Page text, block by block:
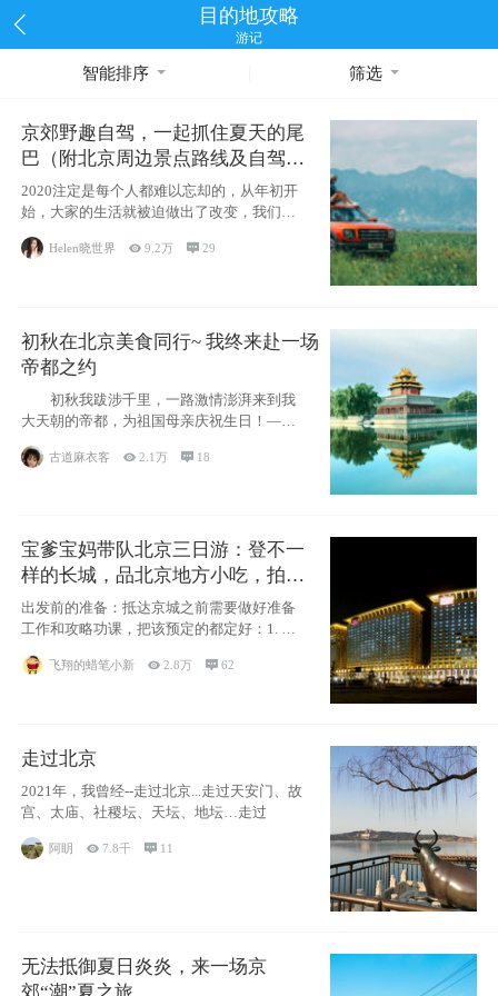
目的地攻略
游记
智能排序 筛选
京郊野趣自驾，一起抓住夏天的尾
巴（附北京周边景点路线及自驾攻
略）
2020注定是每个人都难以忘却的，从年初开
始，大家的生活就被迫做出了改变，我们也
不例外。本来双双辞职是为
Helen晓世界 9.2万 29
初秋在北京美食同行~ 我终来赴一场
帝都之约
初秋我跋涉千里，一路激情澎湃来到我
大天朝的帝都，为祖国母亲庆祝生日！——
古道麻衣客 2.1万  18
宝爹宝妈带队北京三日游：登不一
样的长城，品北京地方小吃，拍盘
古七星夜景！
出发前的准备：抵达京城之前需要做好准备
工作和攻略功课，把该预定的都定好：1. 酒
飞翔的蜡笔小新 2.8万 62
走过北京
2021年，我曾经--走过北京...走过天安门、故
宫、太庙、社稷坛、天坛、地坛…走过
阿眀 7.8千  11
无法抵御夏日炎炎，来一场京